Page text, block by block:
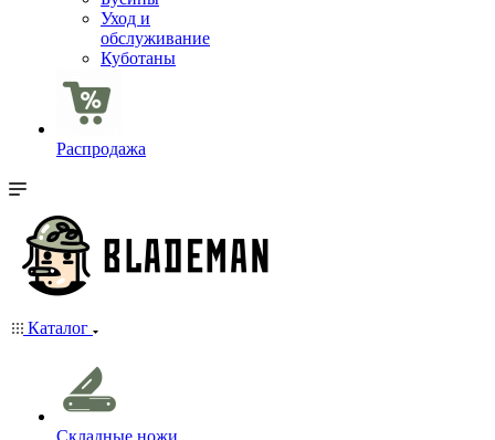
Уход и
обслуживание
Куботаны
Распродажа
Каталог
Складные ножи